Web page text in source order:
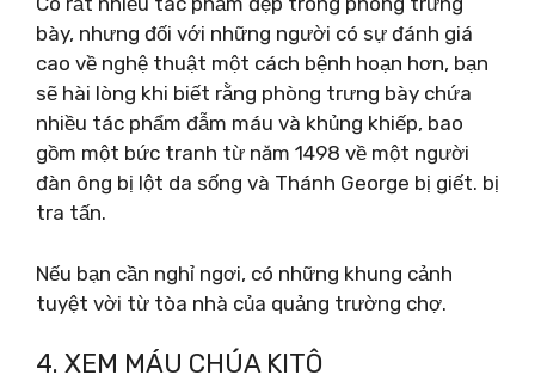
bày, nhưng đối với những người có sự đánh giá
cao về nghệ thuật một cách bệnh hoạn hơn, bạn
sẽ hài lòng khi biết rằng phòng trưng bày chứa
nhiều tác phẩm đẫm máu và khủng khiếp, bao
gồm một bức tranh từ năm 1498 về một người
đàn ông bị lột da sống và Thánh George bị giết. bị
tra tấn.
Nếu bạn cần nghỉ ngơi, có những khung cảnh
tuyệt vời từ tòa nhà của quảng trường chợ.
4. XEM MÁU CHÚA KITÔ